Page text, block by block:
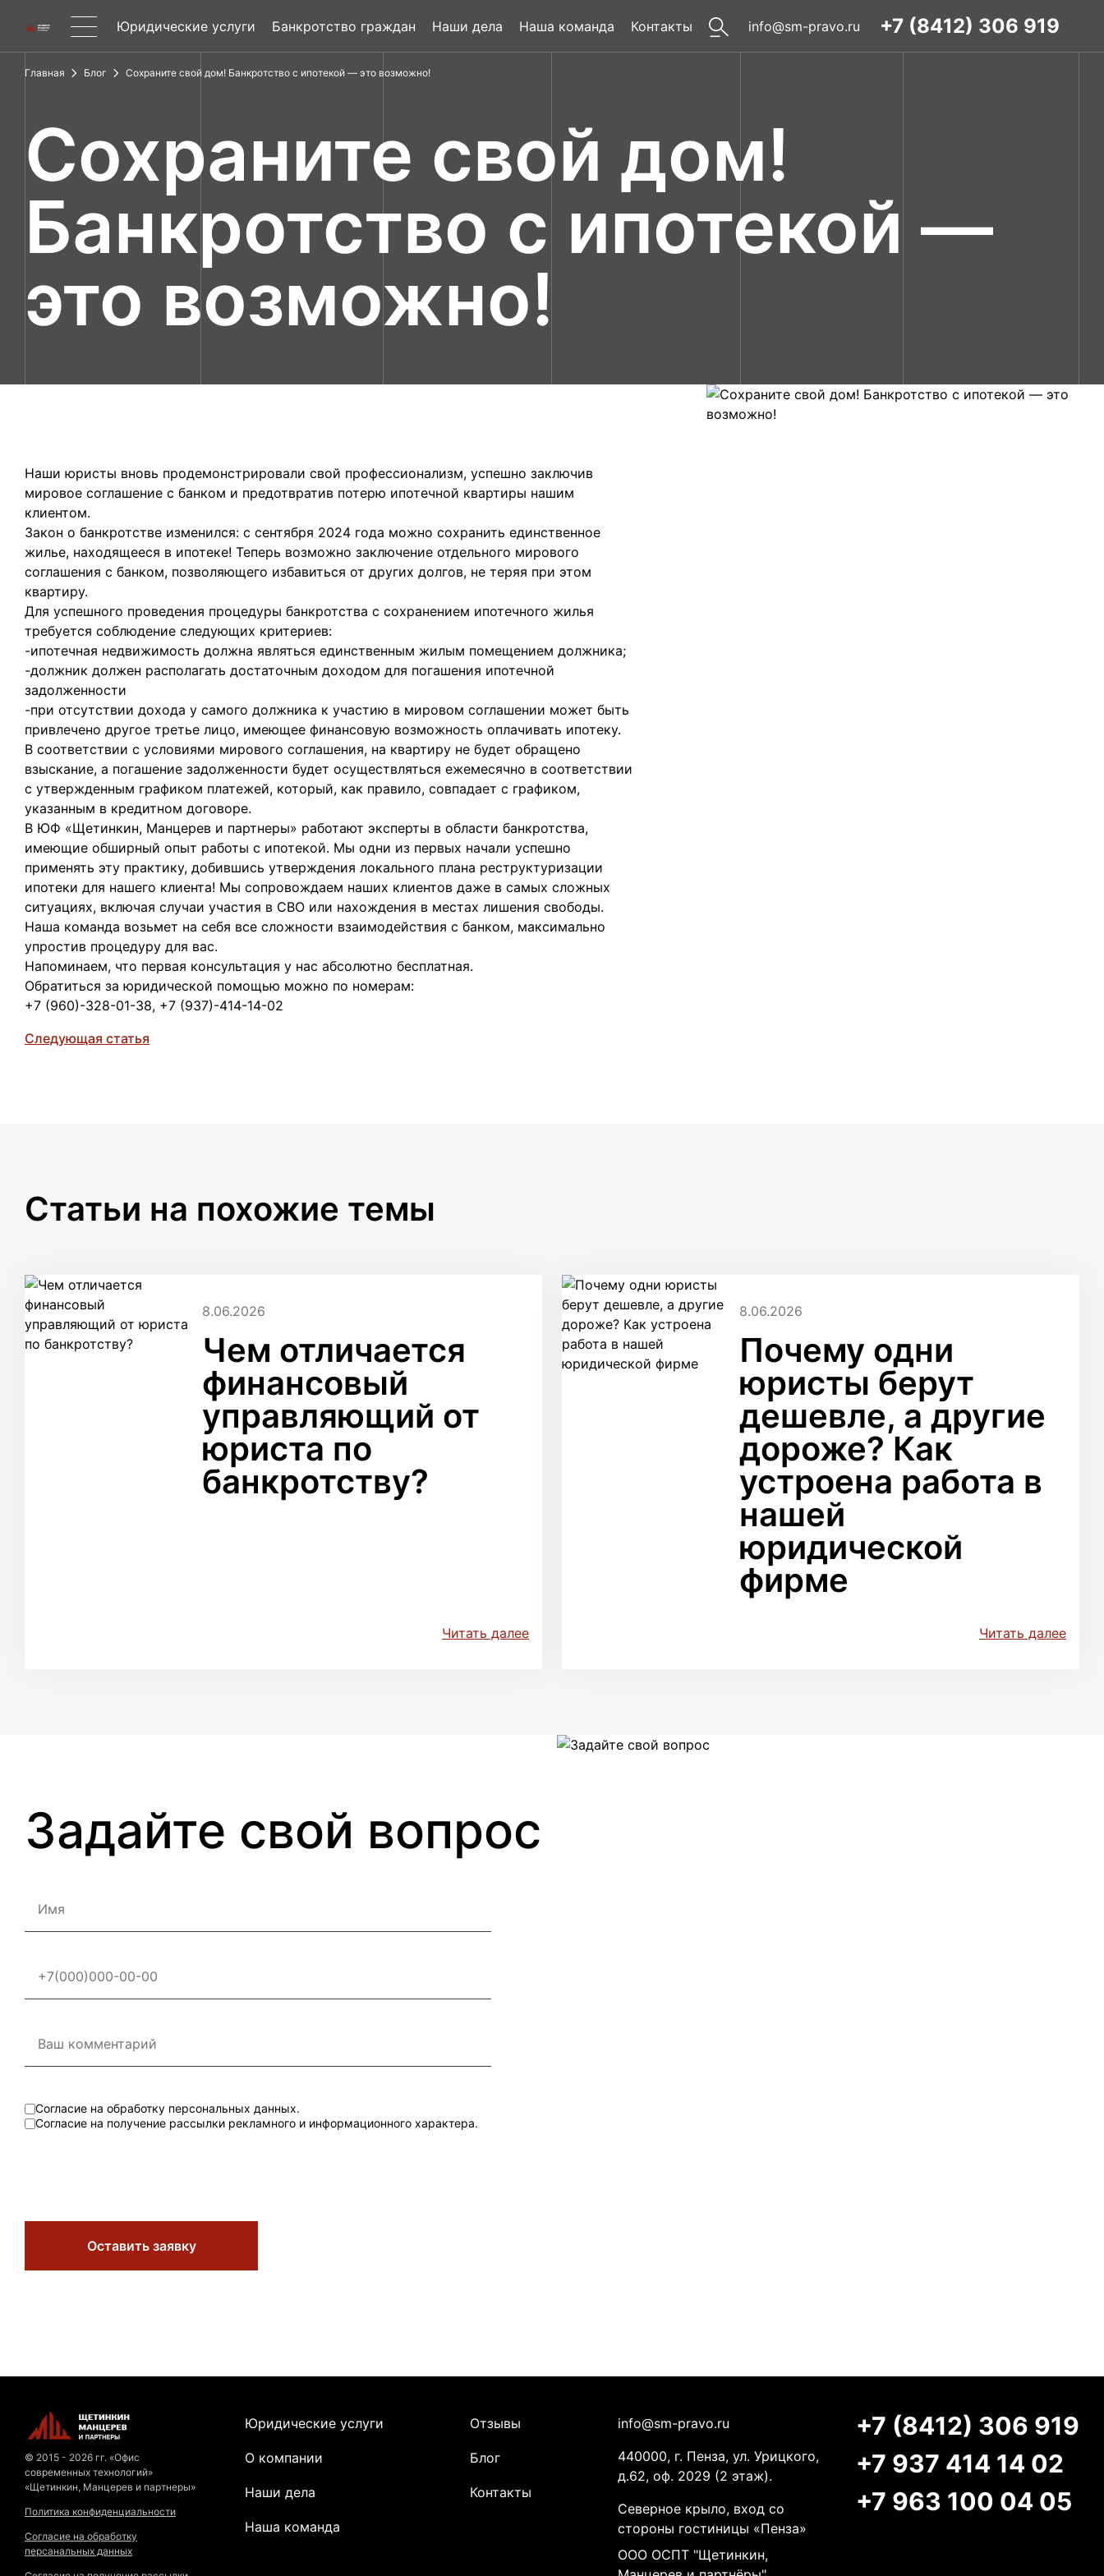
Юридические услуги Банкротство граждан Наши дела Наша команда Контакты info@sm-pravo.ru +7 (8412) 306 919
Главная Блог Сохраните свой дом! Банкротство с ипотекой — это возможно!
Сохраните свой дом!
Банкротство с ипотекой —
это возможно!
Наши юристы вновь продемонстрировали свой профессионализм, успешно заключив
мировое соглашение с банком и предотвратив потерю ипотечной квартиры нашим
клиентом.
Закон о банкротстве изменился: с сентября 2024 года можно сохранить единственное
жилье, находящееся в ипотеке! Теперь возможно заключение отдельного мирового
соглашения с банком, позволяющего избавиться от других долгов, не теряя при этом
квартиру.
Для успешного проведения процедуры банкротства с сохранением ипотечного жилья
требуется соблюдение следующих критериев:
-ипотечная недвижимость должна являться единственным жилым помещением должника;
-должник должен располагать достаточным доходом для погашения ипотечной
задолженности
-при отсутствии дохода у самого должника к участию в мировом соглашении может быть
привлечено другое третье лицо, имеющее финансовую возможность оплачивать ипотеку.
В соответствии с условиями мирового соглашения, на квартиру не будет обращено
взыскание, а погашение задолженности будет осуществляться ежемесячно в соответствии
с утвержденным графиком платежей, который, как правило, совпадает с графиком,
указанным в кредитном договоре.
В ЮФ «Щетинкин, Манцерев и партнеры» работают эксперты в области банкротства,
имеющие обширный опыт работы с ипотекой. Мы одни из первых начали успешно
применять эту практику, добившись утверждения локального плана реструктуризации
ипотеки для нашего клиента! Мы сопровождаем наших клиентов даже в самых сложных
ситуациях, включая случаи участия в СВО или нахождения в местах лишения свободы.
Наша команда возьмет на себя все сложности взаимодействия с банком, максимально
упростив процедуру для вас.
Напоминаем, что первая консультация у нас абсолютно бесплатная.
Обратиться за юридической помощью можно по номерам:
+7 (960)-328-01-38, +7 (937)-414-14-02
Следующая статья
Статьи на похожие темы
8.06.2026
Чем отличается
финансовый
управляющий от
юриста по
банкротству?
Читать далее
8.06.2026
Почему одни
юристы берут
дешевле, а другие
дороже? Как
устроена работа в
нашей
юридической
фирме
Читать далее
Задайте свой вопрос
Согласие на обработку персональных данных.
Согласие на получение рассылки рекламного и информационного характера.
Оставить заявку
© 2015 - 2026 гг. «Офис
современных технологий»
«Щетинкин, Манцерев и партнеры»
Политика конфиденциальности
Согласие на обработку
персанальных данных
Юридические услуги
О компании
Наши дела
Наша команда
Отзывы
Блог
Контакты
info@sm-pravo.ru
440000, г. Пенза, ул. Урицкого,
д.62, оф. 2029 (2 этаж).
Северное крыло, вход со
стороны гостиницы «Пенза»
ООО ОСПТ "Щетинкин,
+7 (8412) 306 919
+7 937 414 14 02
+7 963 100 04 05